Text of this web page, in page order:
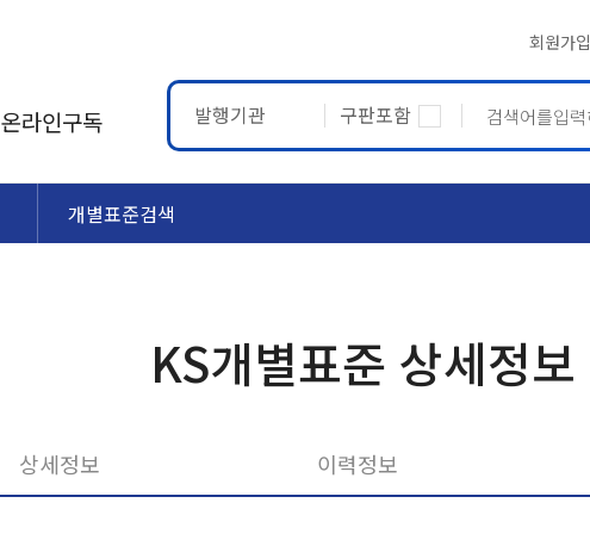
회원가입
온라인구독 발행기관 구판포함
개별표준검색
KS개별표준 상세정보
상세정보 이력정보